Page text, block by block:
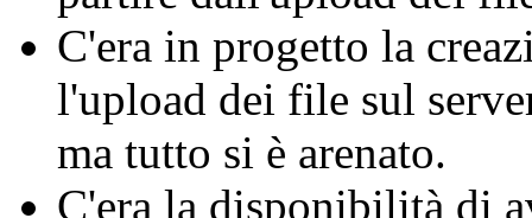
C'era in progetto la
l'upload dei file sul
ma tutto si è arenato.
C'era la disponibilità di